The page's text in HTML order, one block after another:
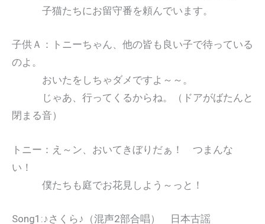
子猫たちにお留守番を頼んでいます。
子供Ａ：トニーちゃん、他の皆も良い子で待っている
のよ。
おいたをしちゃダメですよ～～。
じゃあ、行ってくるからね。（ドアがばたんと
閉まる音）
トニー：え～ン、おいてきぼりだぁ！ つまんな
い！
僕たちも庭でお花見しよう～っと！
Song1:♪さくら♪（混声2部合唱） 日本古謡